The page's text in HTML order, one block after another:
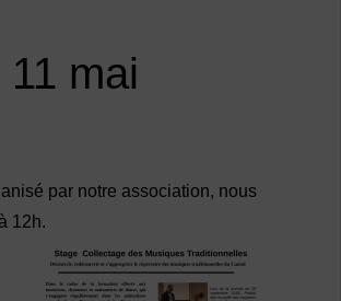
mai
par notre association, nous
12h.